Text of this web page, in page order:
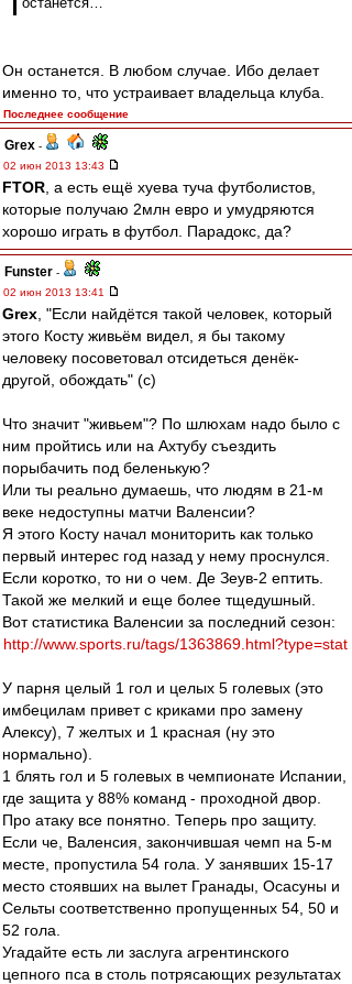
Он останется. В любом случае. Ибо делает
именно то, что устраивает владельца клуба.
Последнее сообщение
Grex -
02 июн 2013 13:43
FTOR , а есть ещё хуева туча футболистов,
которые получаю 2млн евро и умудряются
хорошо играть в футбол. Парадокс, да?
Funster -
02 июн 2013 13:41
Grex , "Если найдётся такой человек, который
этого Косту живьём видел, я бы такому
человеку посоветовал отсидеться денёк-
другой, обождать" (с)
Что значит "живьем"? По шлюхам надо было с
ним пройтись или на Ахтубу съездить
порыбачить под беленькую?
Или ты реально думаешь, что людям в 21-м
веке недоступны матчи Валенсии?
Я этого Косту начал мониторить как только
первый интерес год назад у нему проснулся.
Если коротко, то ни о чем. Де Зеув-2 ептить.
Такой же мелкий и еще более тщедушный.
Вот статистика Валенсии за последний сезон:
http://www.sports.ru/tags/1363869.html?type=stat
У парня целый 1 гол и целых 5 голевых (это
имбецилам привет с криками про замену
Алексу), 7 желтых и 1 красная (ну это
нормально).
1 блять гол и 5 голевых в чемпионате Испании,
где защита у 88% команд - проходной двор.
Про атаку все понятно. Теперь про защиту.
Если че, Валенсия, закончившая чемп на 5-м
месте, пропустила 54 гола. У занявших 15-17
место стоявших на вылет Гранады, Осасуны и
Сельты соответственно пропущенных 54, 50 и
52 гола.
Угадайте есть ли заслуга агрентинского
цепного пса в столь потрясающих результатах